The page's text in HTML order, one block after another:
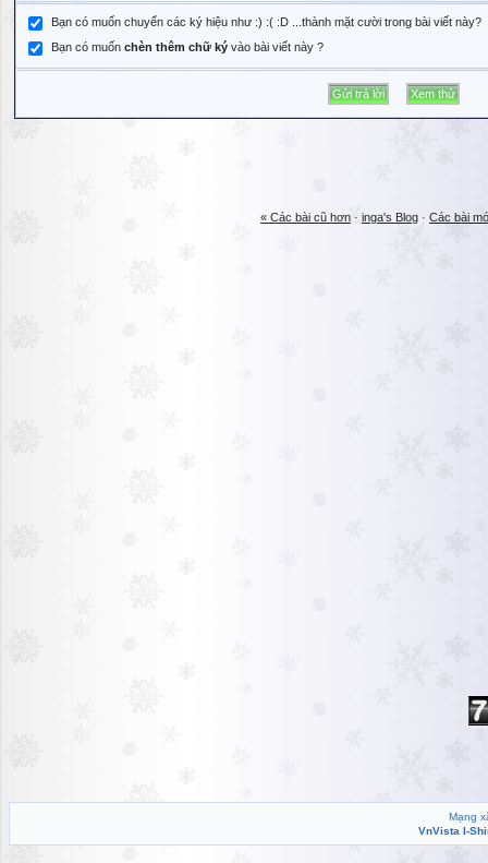
Bạn có muốn chuyển các ký hiệu như :) :( :D ...thành mặt cười trong bài viết này?
Bạn có muốn chèn thêm chữ ký vào bài viết này ?
« Các bài cũ hơn · inga's Blog · Các bài
Mạng
VnVista I-